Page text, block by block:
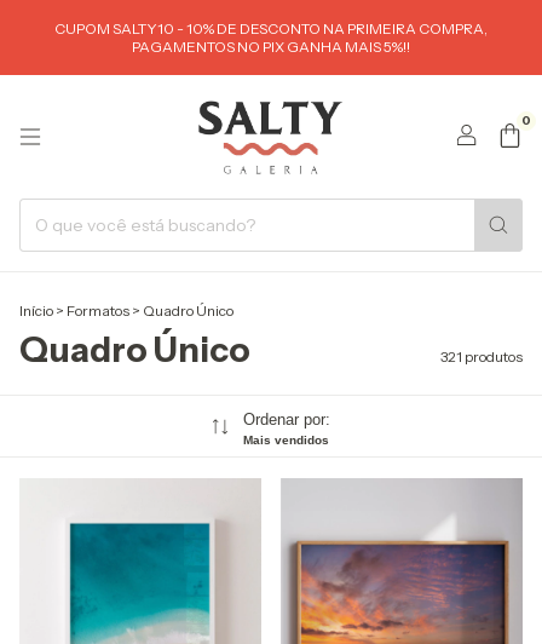
CUPOM SALTY10 - 10% DE DESCONTO NA PRIMEIRA COMPRA,
PAGAMENTOS NO PIX GANHA MAIS 5%!!
0
Início > Formatos > Quadro Único
Quadro Único 321 produtos
Ordenar por:
Mais vendidos